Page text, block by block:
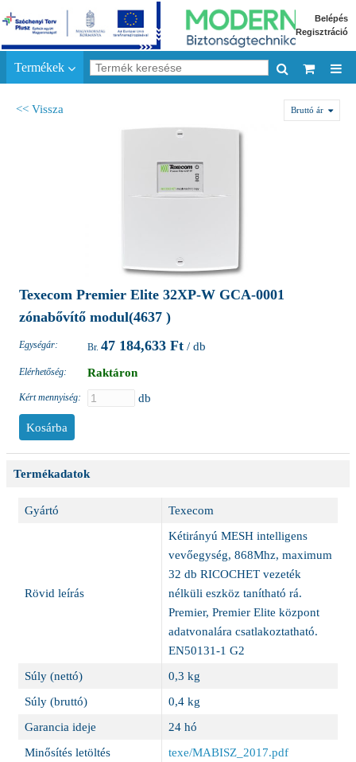
Belépés
Regisztráció
Termékek
<< Vissza Bruttó ár
Texecom Premier Elite 32XP-W GCA-0001
zónabővítő modul(4637 )
Egységár: 47 184,633 Ft / db
Elérhetőség: Raktáron
Kért mennyiség: db
Termékadatok
Gyártó Texecom
Rövid leírás
Kétirányú MESH intelligens
vevőegység, 868Mhz, maximum
32 db RICOCHET vezeték
nélküli eszköz tanítható rá.
Premier, Premier Elite központ
adatvonalára csatlakoztatható.
EN50131-1 G2
Súly (nettó)
0,3 kg
Súly (bruttó)
0,4 kg
Garancia ideje
24 hó
Minősítés letöltés
texe/MABISZ_2017.pdf